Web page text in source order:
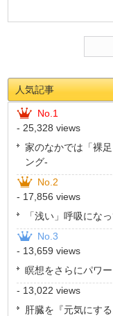
人気記事
No.1
- 25,328 views
家のなかでは「裸
ング-
No.2
- 17,856 views
「浅い」呼吸にな
No.3
- 13,659 views
瞑想をさらにパワ
- 13,022 views
肝臓を『元気にす